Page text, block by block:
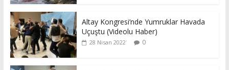
Altay Kongresi’nde Yumruklar Havada
Uçuştu (Videolu Haber)
28 Nisan 2022 0